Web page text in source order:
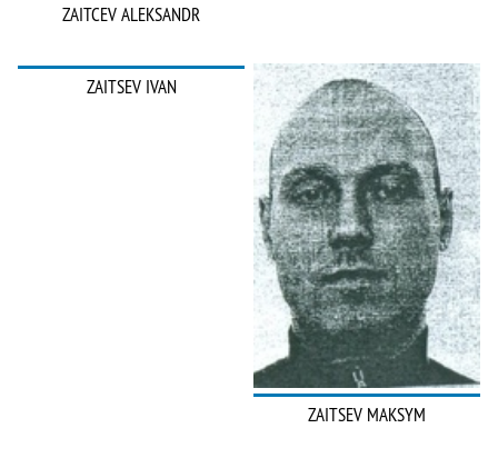
ZAITCEV ALEKSANDR
ZAITSEV IVAN
ZAITSEV MAKSYM